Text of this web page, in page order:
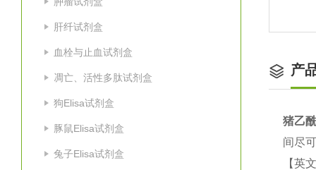
肝纤试剂盒
血栓与止血试剂盒
凋亡、活性多肽试剂盒
狗Elisa试剂盒
豚鼠Elisa试剂盒
兔子Elisa试剂盒
产
猪乙
间尽
【英